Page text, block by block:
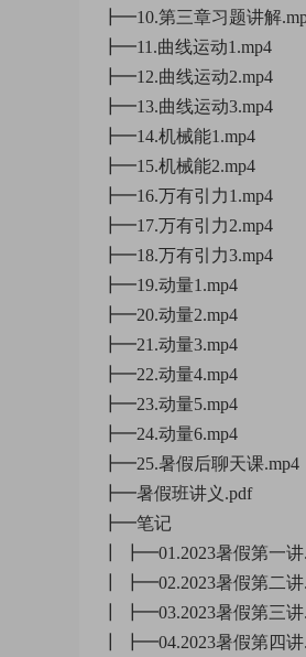
┣━10.第三章习题讲解
┣━11.曲线运动1.mp4
┣━12.曲线运动2.mp4
┣━13.曲线运动3.mp4
┣━14.机械能1.mp4
┣━15.机械能2.mp4
┣━16.万有引力1.mp4
┣━17.万有引力2.mp4
┣━18.万有引力3.mp4
┣━19.动量1.mp4
┣━20.动量2.mp4
┣━21.动量3.mp4
┣━22.动量4.mp4
┣━23.动量5.mp4
┣━24.动量6.mp4
┣━25.暑假后聊天课.mp4
┣━暑假班讲义.pdf
┣━笔记
┃ ┣━01.2023暑假第一讲
┃ ┣━02.2023暑假第二讲
┃ ┣━03.2023暑假第三讲
┃ ┣━04.2023暑假第四讲